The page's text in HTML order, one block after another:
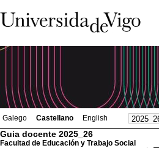
Galego Castellano English
Guia docente 2025_26
Facultad de Educación y Trabajo Social